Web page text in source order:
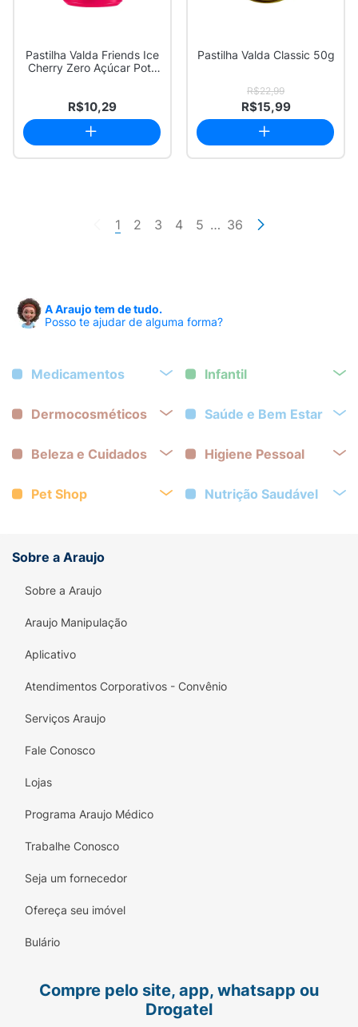
Pastilha Valda Friends Ice
Cherry Zero Açúcar Pote
R$10,29
Pastilha Valda Classic 50g
R$22,99
R$15,99
1 2 3 4 5 … 36
A Araujo tem de tudo.
Posso te ajudar de alguma forma?
Medicamentos Infantil
Dermocosméticos Saúde e Bem Estar
Beleza e Cuidados Higiene Pessoal
Pet Shop Nutrição Saudável
Sobre a Araujo
Sobre a Araujo
Araujo Manipulação
Aplicativo
Atendimentos Corporativos - Convênio
Serviços Araujo
Fale Conosco
Lojas
Programa Araujo Médico
Trabalhe Conosco
Seja um fornecedor
Ofereça seu imóvel
Bulário
Compre pelo site, app, whatsapp ou
Drogatel